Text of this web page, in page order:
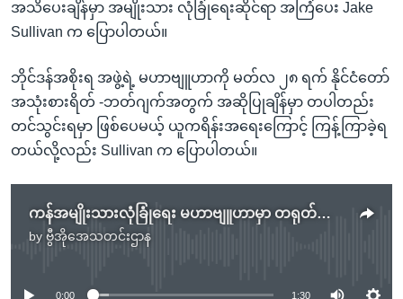
အသိပေးချိန်မှာ အမျိုးသား လုံခြုံရေးဆိုင်ရာ အကြံပေး Jake
Sullivan က ပြောပါတယ်။
ဘိုင်ဒန်အစိုးရ အဖွဲ့ရဲ့ မဟာဗျူဟာကို မတ်လ ၂၈ ရက် နိုင်ငံတော်
အသုံးစားရိတ် -ဘတ်ဂျက်အတွက် အဆိုပြုချိန်မှာ တပါတည်း
တင်သွင်းရမှာ ဖြစ်ပေမယ့် ယူကရိန်းအရေးကြောင့် ကြန့်ကြာခဲ့ရ
တယ်လို့လည်း Sullivan က ပြောပါတယ်။
ကန်အမျိုးသားလုံခြုံရေး မဟာဗျူဟာမှာ တရုတ်အင်အားကြီးထွားမှု အရေးပါ
by ဗွီအိုအေသတင်းဌာန
No media source currently available
0:00 1:30